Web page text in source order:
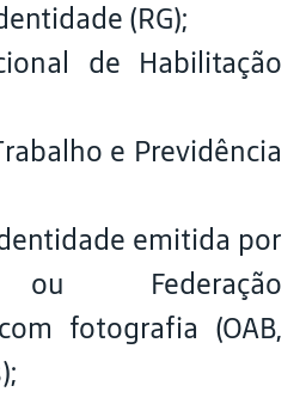
(RG);
de Habilitação
e Previdência
emitida por
ou Federação
fotografia (OAB,